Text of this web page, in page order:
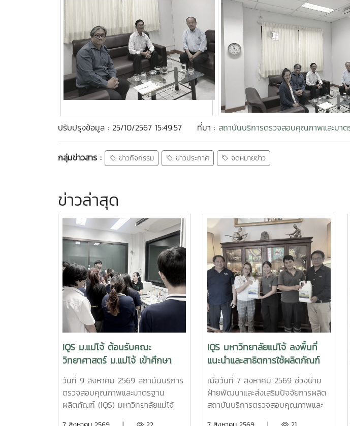
ปรับปรุงข้อมูล : 25/10/2567 15:49:57 ที่มา : สถาบันบริการตรวจสอบคุณภาพและมา
กลุ่มข่าวสาร : ข่าวกิจกรรม ข่าวประกาศ จดหมายข่าว
ข่าวล่าสุด
IQS ม.แม่โจ้ ต้อนรับคณะ
วิทยาศาสตร์ ม.แม่โจ้ เข้าศึกษา
เรียนรู้เครื่องมือวิเคราะห์ขั้นสูง
SEM
วันที่ 9 สิงหาคม 2569 สถาบันบริการ
ตรวจสอบคุณภาพและมาตรฐาน
ผลิตภัณฑ์ (IQS) มหาวิทยาลัยแม่โจ้
IQS มหาวิทยาลัยแม่โจ้ ลงพื้นที่
แนะนำและสาธิตการใช้ผลิตภัณฑ์
จุลินทรีย์ MMO ตราแม่โจ้ กรีน ส่ง
เสริมการจัดการสิ่งแวดล้อมสำหรับ
ธุรกิจโรงแรม
เมื่อวันที่ 7 สิงหาคม 2569 ช่วงบ่าย
ฝ่ายพัฒนาและส่งเสริมปัจจัยการผลิต
สถาบันบริการตรวจสอบคุณภาพและ